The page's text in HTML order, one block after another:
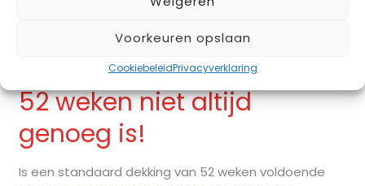
Voorkeuren opslaan
CookiebeleidPrivacyverklaring
Bedrijfsschadeverzekering:
Waarom een dekking van
52 weken niet altijd
genoeg is!
Is een standaard dekking van 52 weken voldoende
Bedrijfsschadeverzekering:
dekking
van
52
weken
niet